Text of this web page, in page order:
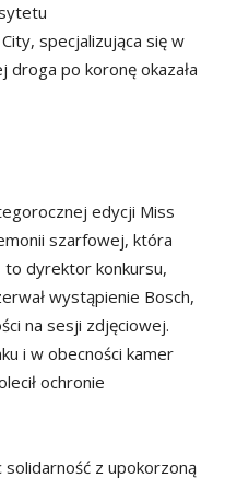
specjalizująca się w
droga po koronę okazała
edycji Miss
szarfowej, która
to dyrektor konkursu,
wystąpienie Bosch,
na sesji zdjęciowej.
i w obecności kamer
ochronie
solidarność z upokorzoną